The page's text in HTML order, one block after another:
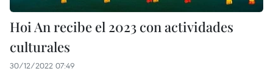
Hoi An recibe el 2023 con actividades
culturales
30/12/2022 07:49